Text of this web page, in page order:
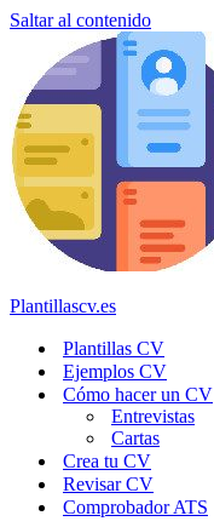
Saltar al contenido
Plantillascv.es
Plantillas CV
Ejemplos CV
Cómo hacer un CV
Entrevistas
Cartas
Crea tu CV
Revisar CV
Comprobador ATS